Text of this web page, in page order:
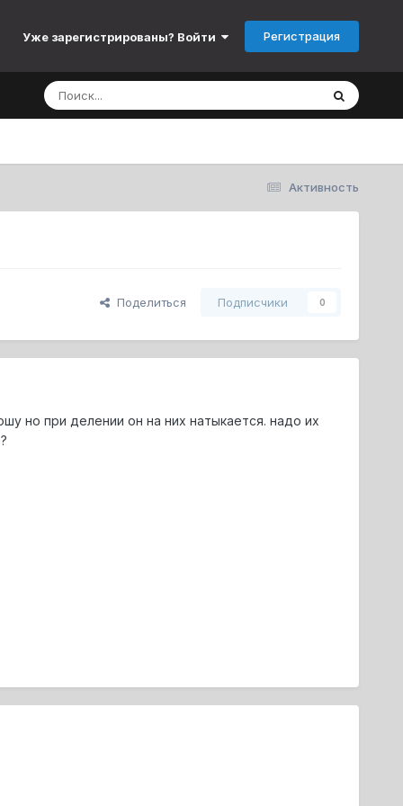
Уже зарегистрированы? Войти Регистрация
Активность
Поделиться Подписчики 0
но при делении он на них натыкается. надо их